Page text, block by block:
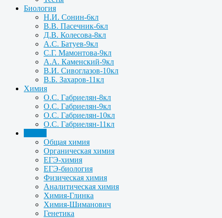
Биология
Н.И. Сонин-6кл
В.В. Пасечник-6кл
Д.В. Колесова-8кл
А.С. Батуев-9кл
С.Г. Мамонтова-9кл
А.А. Каменский-9кл
В.И. Сивоглазов-10кл
В.Б. Захаров-11кл
Химия
О.С. Габриелян-8кл
О.С. Габриелян-9кл
О.С. Габриелян-10кл
О.С. Габриелян-11кл
Общая химия
Органическая химия
ЕГЭ-химия
ЕГЭ-биология
Физическая химия
Аналитическая химия
Химия-Глинка
Химия-Шиманович
Генетика